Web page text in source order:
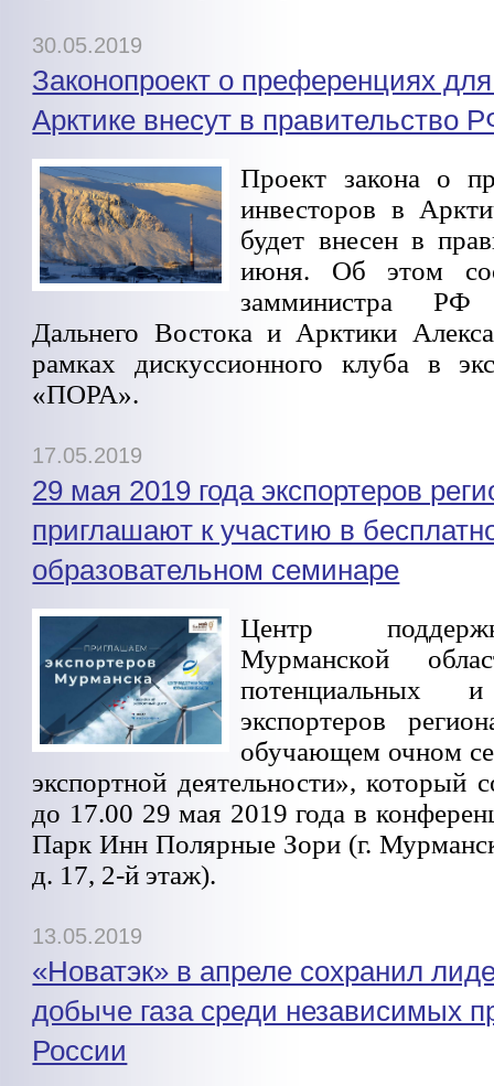
30.05.2019
Законопроект о преференциях
Арктике внесут в правительство
Проект закона о
инвесторов в
будет внесен в
июня. Об этом
замминистра
Дальнего Востока и Арктики
рамках дискуссионного клуба в
«ПОРА».
17.05.2019
29 мая 2019 года экспортеров
приглашают к участию в
образовательном семинаре
Центр
Мурманской
потенциальных
экспортеров
обучающем очном
экспортной деятельности», который
до 17.00 29 мая 2019 года в
Парк Инн Полярные Зори (г.
д. 17, 2-й этаж).
13.05.2019
«Новатэк» в апреле сохранил
добыче газа среди независимых
России